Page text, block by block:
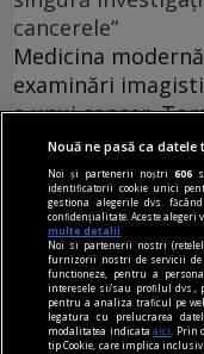
cancerele“
Medicina
examinări
a unui cancer.
rol important în
stadializarea
investigația
afectat.
Nouă ne pasă ca
Noi și partenerii noștri606
identificatorii cookie unici
gestiona alegerile dvs.
confidențialitate. Aceste alegeri
multe detalii
Noi si partenerii nostri
furnizorii nostri de servicii de
functioneze, pentru a
interesele si/sau profilul dvs.,
pentru a analiza traficul pe
legatura cu prelucrarea
modalitatea indicataaici
. Prin
tip Cookie, care implica